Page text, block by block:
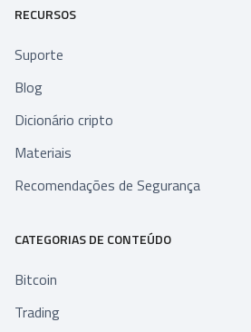
RECURSOS
Suporte
Blog
Dicionário cripto
Materiais
Recomendações de Segurança
CATEGORIAS DE CONTEÚDO
Bitcoin
Trading